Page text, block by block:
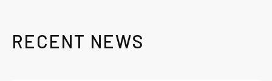
RECENT NEWS